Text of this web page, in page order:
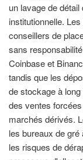
un lavage de
institutionnelle.
conseillers de
sans
Coinbase et
tandis que les
de stockage à
des ventes
marchés dérivés.
les bureaux de
les risques de